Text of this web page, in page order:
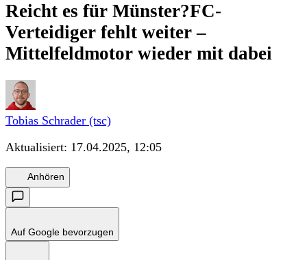
Reicht es für Münster?FC-
Verteidiger fehlt weiter –
Mittelfeldmotor wieder mit dabei
Tobias Schrader (tsc)
Aktualisiert: 17.04.2025, 12:05
Anhören
Auf Google bevorzugen